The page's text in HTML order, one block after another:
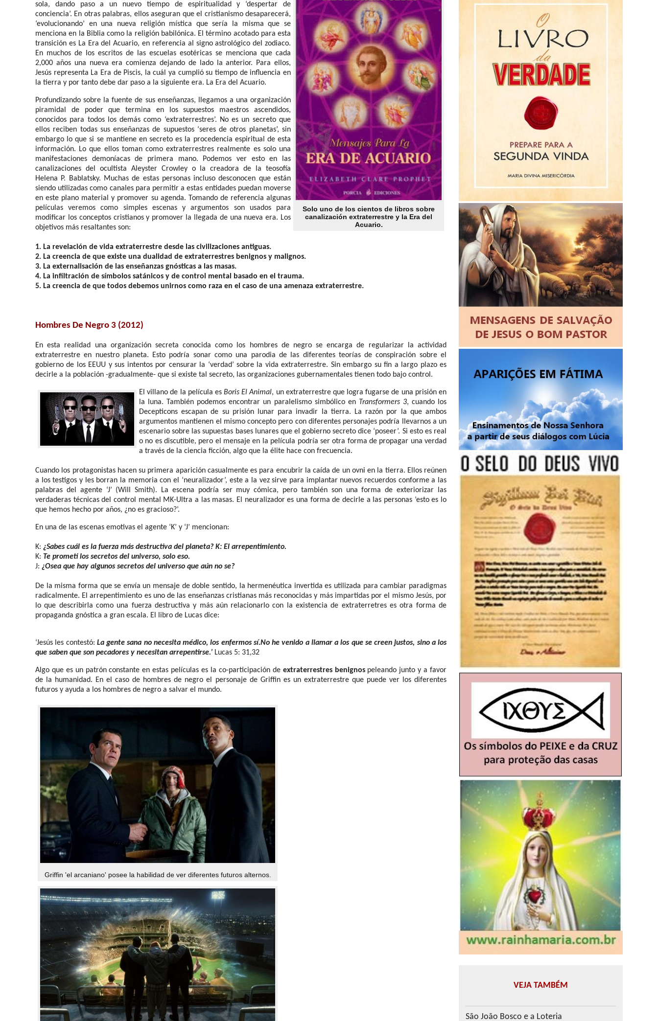
Solo uno de los cientos de libros sobre
canalización extraterrestre y la Era del
Acuario.
sola, dando paso a un nuevo tiempo de espiritualidad y ‘despertar de
conciencia’. En otras palabras, ellos aseguran que el cristianismo desaparecerá,
‘evolucionando’ en una nueva religión mística que sería la misma que se
menciona en la Biblia como la religión babilónica. El término acotado para esta
transición es La Era del Acuario, en referencia al signo astrológico del zodiaco.
En muchos de los escritos de las escuelas esotéricas se menciona que cada
2,000 años una nueva era comienza dejando de lado la anterior. Para ellos,
Jesús representa La Era de Piscis, la cuál ya cumplió su tiempo de influencia en
la tierra y por tanto debe dar paso a la siguiente era. La Era del Acuario.
Profundizando sobre la fuente de sus enseñanzas, llegamos a una organización
piramidal de poder que termina en los supuestos maestros ascendidos,
conocidos para todos los demás como ‘extraterrestres’. No es un secreto que
ellos reciben todas sus enseñanzas de supuestos ‘seres de otros planetas’, sin
embargo lo que si se mantiene en secreto es la procedencia espiritual de esta
información. Lo que ellos toman como extraterrestres realmente es solo una
manifestaciones demoníacas de primera mano. Podemos ver esto en las
canalizaciones del ocultista Aleyster Crowley o la creadora de la teosofía
Helena P. Bablatsky. Muchas de estas personas incluso desconocen que están
siendo utilizadas como canales para permitir a estas entidades puedan moverse
en este plano material y promover su agenda. Tomando de referencia algunas
películas veremos como simples escenas y argumentos son usados para
modificar los conceptos cristianos y promover la llegada de una nueva era. Los
objetivos más resaltantes son:
1. La revelación de vida extraterrestre desde las civilizaciones antiguas.
2. La creencia de que existe una dualidad de extraterrestres benignos y malignos.
3. La externalisación de las enseñanzas gnósticas a las masas.
4. La infiltración de símbolos satánicos y de control mental basado en el trauma.
5. La creencia de que todos debemos unirnos como raza en el caso de una amenaza extraterrestre.
Hombres De Negro 3 (2012)
En esta realidad una organización secreta conocida como los hombres de negro se encarga de regularizar la actividad
extraterrestre en nuestro planeta. Esto podría sonar como una parodia de las diferentes teorías de conspiración sobre el
gobierno de los EEUU y sus intentos por censurar la ‘verdad’ sobre la vida extraterrestre. Sin embargo su fin a largo plazo es
decirle a la población -gradualmente- que si existe tal secreto, las organizaciones gubernamentales tienen todo bajo control.
El villano de la película esBoris El Animal, un extraterrestre que logra fugarse de una prisión en
la luna. También podemos encontrar un paralelismo simbólico en Transformers 3, cuando los
Decepticons escapan de su prisión lunar para invadir la tierra. La razón por la que ambos
argumentos mantienen el mismo concepto pero con diferentes personajes podría llevarnos a un
escenario sobre las supuestas bases lunares que el gobierno secreto dice ‘poseer’. Si esto es real
o no es discutible, pero el mensaje en la película podría ser otra forma de propagar una verdad
a través de la ciencia ficción, algo que la élite hace con frecuencia.
Cuando los protagonistas hacen su primera aparición casualmente es para encubrir la caída de un ovni en la tierra. Ellos reúnen
a los testigos y les borran la memoria con el ‘neuralizador’, este a la vez sirve para implantar nuevos recuerdos conforme a las
palabras del agente ‘J’ (Will Smith). La escena podría ser muy cómica, pero también son una forma de exteriorizar las
verdaderas técnicas del control mental MK-Ultra a las masas. El neuralizador es una forma de decirle a las personas ’esto es lo
que hemos hecho por años, ¿no es gracioso?’.
En una de las escenas emotivas el agente ‘K’ y ‘J’ mencionan:
K: ¿Sabes cuál es la fuerza más destructiva del planeta? K: El arrepentimiento.
K: Te prometi los secretos del universo, solo eso.
J: ¿Osea que hay algunos secretos del universo que aún no se?
De la misma forma que se envía un mensaje de doble sentido, la hermenéutica invertida es utilizada para cambiar paradigmas
radicalmente. El arrepentimiento es uno de las enseñanzas cristianas más reconocidas y más impartidas por el mismo Jesús, por
lo que describirla como una fuerza destructiva y más aún relacionarlo con la existencia de extraterretres es otra forma de
propaganda gnóstica a gran escala. El libro de Lucas dice:
‘Jesús les contestó: La gente sana no necesita médico, los enfermos sí.No he venido a llamar a los que se creen justos, sino a los
que saben que son pecadores y necesitan arrepentirse.’ Lucas 5: 31,32
Algo que es un patrón constante en estas películas es la co-participación de extraterrestres benignospeleando junto y a favor
de la humanidad. En el caso de hombres de negro el personaje de Griffin es un extraterrestre que puede ver los diferentes
futuros y ayuda a los hombres de negro a salvar el mundo.
Griffin 'el arcaniano' posee la habilidad de ver diferentes futuros alternos.
VEJA TAMBÉM
São João Bosco e a Loteria